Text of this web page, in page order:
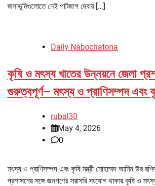
জলাভূমিগুলোতে নেই পাটজাগ দেবার […]
Daily Nabochatona
কৃষি ও মৎস্য খাতের উন্নয়নে জেলা
গুরুত্বপূর্ণ– মৎস্য ও প্রাণিসম্পদ এবং
rubal30
May 4, 2026
0
মৎস্য ও প্রাণিসম্পদ এবং কৃষি মন্ত্রী মোহাম্মদ আমিন উর
প্রশাসনের সঙ্গে জনগণের সরাসরি সংযোগ থাকায় কৃষি ও